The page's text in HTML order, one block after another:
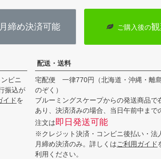
締め決済可能 ご購入後の
ビニ
振込が
イドを
配送・送料
宅配便 一律770円（北海道・沖縄・離
のぞく）
ブルーミングスケープからの発送商品で
あり、決済済みの場合、当日午前中まで
注文は即日発送可能
※クレジット決済・コンビニ後払い・法
月締め決済のみ。詳しくはご利用ガイド
利用ください。